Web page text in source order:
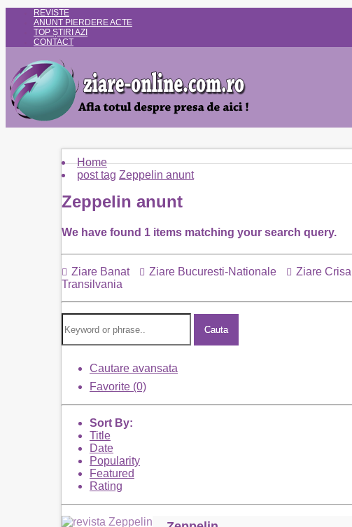
REVISTE
ANUNT PIERDERE ACTE
TOP ȘTIRI AZI
CONTACT
Home
post tag Zeppelin anunt
Zeppelin anunt
We have found 1 items matching your search query.
Ziare Banat Ziare Bucuresti-Nationale Ziare
Transilvania
Cauta
Cautare avansata
Favorite (0)
Sort By:
Title
Date
Popularity
Featured
Rating